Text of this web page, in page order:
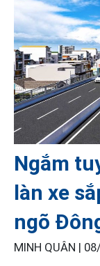
Ngắm
làn xe
ngõ
MINH QUÂN |